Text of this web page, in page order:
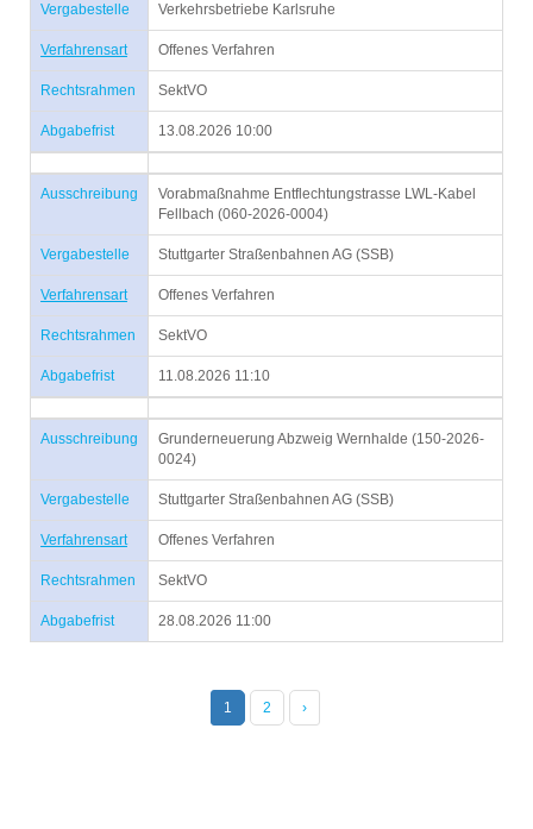
Vergabestelle Verkehrsbetriebe Karlsruhe
Verfahrensart Offenes Verfahren
Rechtsrahmen SektVO
Abgabefrist 13.08.2026 10:00
Ausschreibung
Vorabmaßnahme Entflechtungstrasse LWL-Kabel
Fellbach (060-2026-0004)
Vergabestelle Stuttgarter Straßenbahnen AG (SSB)
Verfahrensart Offenes Verfahren
Rechtsrahmen SektVO
Abgabefrist 11.08.2026 11:10
Ausschreibung
Grunderneuerung Abzweig Wernhalde (150-2026-
0024)
Vergabestelle Stuttgarter Straßenbahnen AG (SSB)
Verfahrensart Offenes Verfahren
Rechtsrahmen SektVO
Abgabefrist 28.08.2026 11:00
1 2 ›